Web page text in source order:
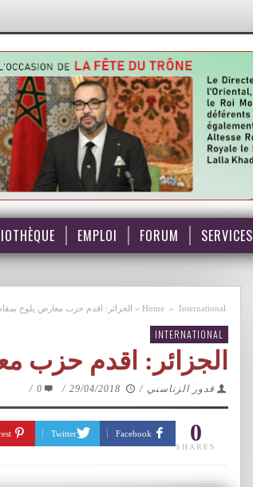
EMPLOI FORUM SERVICES
Home » International
» الجزائر: اقدم حزب معارض يلوح بمقاطعة
INTERNATIONAL
الجزائر: اقدم حزب
قدور الزناسني /
29/04/2018
/
0
/
0
SHARES
Facebook
Twitter